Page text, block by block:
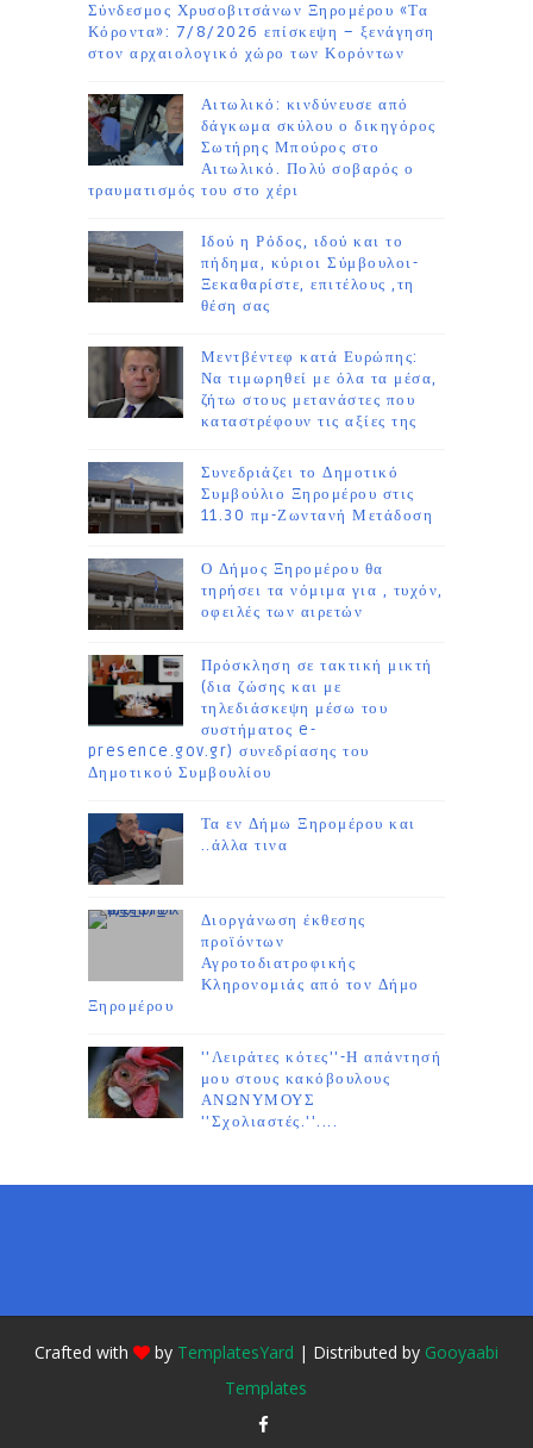
Σύνδεσμος Χρυσοβιτσάνων Ξηρομέρου «Τα
Κόροντα»: 7/8/2026 επίσκεψη – ξενάγηση
στον αρχαιολογικό χώρο των Κορόντων
Αιτωλικό: κινδύνευσε από
δάγκωμα σκύλου ο δικηγόρος
Σωτήρης Μπούρος στο
Αιτωλικό. Πολύ σοβαρός ο
τραυματισμός του στο χέρι
Ιδού η Ρόδος, ιδού και το
πήδημα, κύριοι Σύμβουλοι-
Ξεκαθαρίστε, επιτέλους ,τη
θέση σας
Μεντβέντεφ κατά Ευρώπης:
Να τιμωρηθεί με όλα τα μέσα,
ζήτω στους μετανάστες που
καταστρέφουν τις αξίες της
Συνεδριάζει το Δημοτικό
Συμβούλιο Ξηρομέρου στις
11.30 πμ-Ζωντανή Μετάδοση
Ο Δήμος Ξηρομέρου θα
τηρήσει τα νόμιμα για , τυχόν,
οφειλές των αιρετών
Πρόσκληση σε τακτική μικτή
(δια ζώσης και με
τηλεδιάσκεψη μέσω του
συστήματος e-
presence.gov.gr) συνεδρίασης του
Δημοτικού Συμβουλίου
Τα εν Δήμω Ξηρομέρου και
..άλλα τινα
Διοργάνωση έκθεσης
προϊόντων
Αγροτοδιατροφικής
Κληρονομιάς από τον Δήμο
Ξηρομέρου
''Λειράτες κότες''-Η απάντησή
μου στους κακόβουλους
ΑΝΩΝΥΜΟΥΣ
''Σχολιαστές.''....
Crafted with by TemplatesYard | Distributed by Gooyaabi
Templates